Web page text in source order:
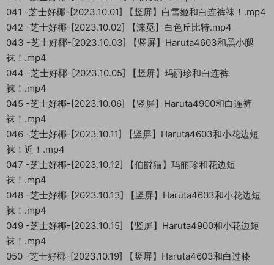
041 -芝士好椰-[2023.10.01] 【竖屏】白雪姬和白连裤袜！.mp4
042 -芝士好椰-[2023.10.02] 【涞觅】白色丘比特.mp4
043 -芝士好椰-[2023.10.03] 【竖屏】Haruta4603和黑小腿
袜！.mp4
044 -芝士好椰-[2023.10.05] 【竖屏】玛丽珍和白连裤
袜！.mp4
045 -芝士好椰-[2023.10.06] 【竖屏】Haruta4900和白连裤
袜！.mp4
046 -芝士好椰-[2023.10.11] 【竖屏】Haruta4603和小花边短
袜！近！.mp4
047 -芝士好椰-[2023.10.12] 【伯爵猫】玛丽珍和花边短
袜！.mp4
048 -芝士好椰-[2023.10.13] 【竖屏】Haruta4603和小花边短
袜！.mp4
049 -芝士好椰-[2023.10.15] 【竖屏】Haruta4900和小花边短
袜！.mp4
050 -芝士好椰-[2023.10.19] 【竖屏】Haruta4603和白过膝